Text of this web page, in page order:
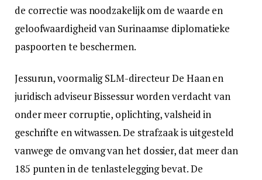
de correctie was noodzakelijk om de waarde en
geloofwaardigheid van Surinaamse diplomatieke
paspoorten te beschermen.
Jessurun, voormalig SLM-directeur De Haan en
juridisch adviseur Bissessur worden verdacht van
onder meer corruptie, oplichting, valsheid in
geschrifte en witwassen. De strafzaak is uitgesteld
vanwege de omvang van het dossier, dat meer dan
185 punten in de tenlastelegging bevat. De